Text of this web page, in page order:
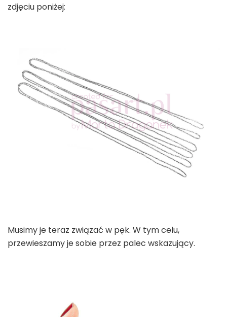
zdjęciu poniżej:
Musimy je teraz związać w pęk. W tym celu,
przewieszamy je sobie przez palec wskazujący.